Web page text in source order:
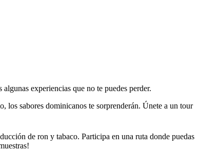
experiencias que no te puedes perder.
los sabores dominicanos te sorprenderán. Únete a un tour
de ron y tabaco. Participa en una ruta donde puedas